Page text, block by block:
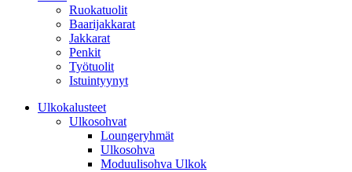
Ruokatuolit
Baarijakkarat
Jakkarat
Penkit
Työtuolit
Istuintyynyt
Ulkokalusteet
Ulkosohvat
Loungeryhmät
Ulkosohva
Moduulisohva Ulkok